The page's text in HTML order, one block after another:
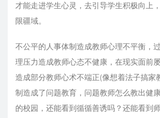
才能走进学生心灵，去引导学生积极向上
限疆域。
不公平的人事体制造成教师心理不平衡，
理压力造成教师心态不健康，在现实面前
造成部分教师心术不端正(像想着法子搞家
制造成了问题教育，问题教师怎么教出健
的校园，还能看到循循善诱吗？还能看到